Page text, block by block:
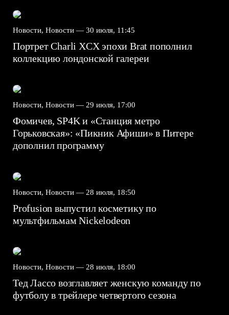
Новости, Новости — 30 июля, 11:45
Портрет Charli XCX эпохи Brat пополнил
коллекцию лондонской галереи
Новости, Новости — 29 июля, 17:00
Фомичев, SP4K и «Станция метро
Горьковская»: «Пикник Афиши» в Питере
дополнил программу
Новости, Новости — 28 июля, 18:50
Profusion выпустил косметику по
мультфильмам Nickelodeon
Новости, Новости — 28 июля, 18:00
Тед Лассо возглавляет женскую команду по
футболу в трейлере четвертого сезона